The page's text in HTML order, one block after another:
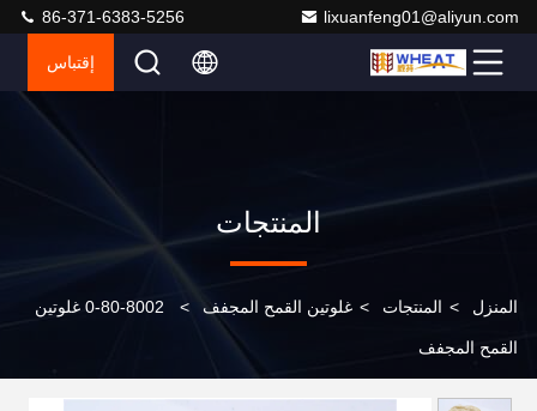
lixuanfeng01@aliyun.com
86-371-6383-5256
إقتباس
المنتجات
المنزل > المنتجات > غلوتين القمح المجفف > 8002-80-0 غلوتين
القمح المجفف